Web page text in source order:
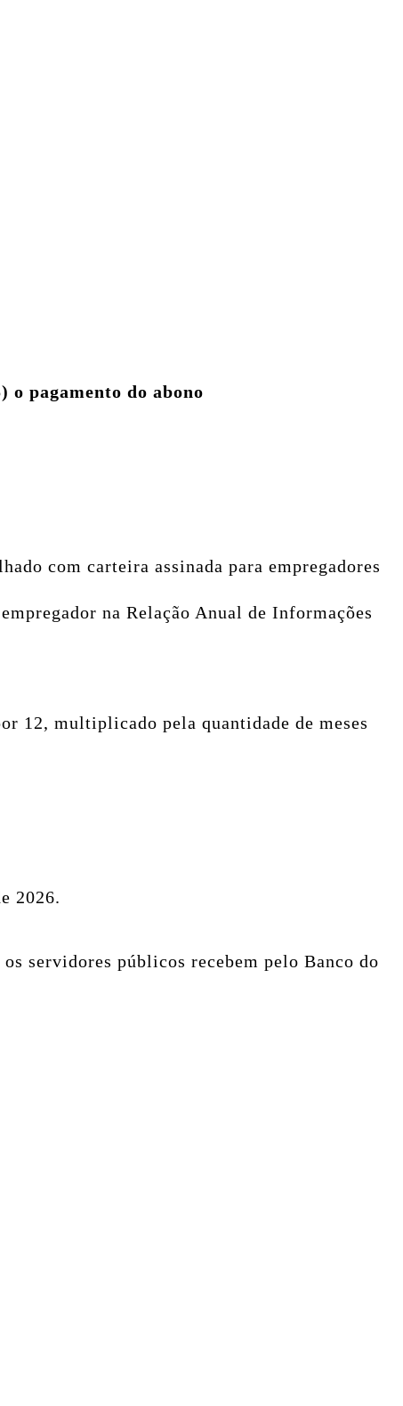
o pagamento do abono
com carteira assinada para empregadores
na Relação Anual de Informações
12, multiplicado pela quantidade de meses
2026.
servidores públicos recebem pelo Banco do